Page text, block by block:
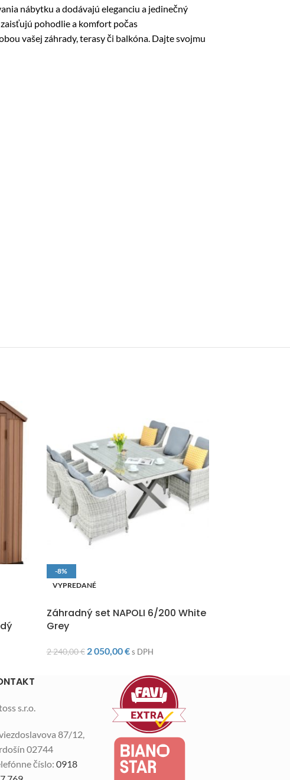
nábytku a dodávajú eleganciu a jedinečný
pohodlie a komfort počas
vašej záhrady, terasy či balkóna. Dajte svojmu
-8%
VYPREDANÉ
Záhradný set NAPOLI 6/200 White
Grey
2 240,00€ 2 050,00€ s DPH
s.r.o.
87/12,
02744
číslo: 0918